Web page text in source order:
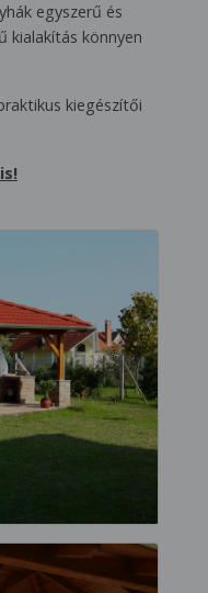
egyszerű és
kialakítás könnyen
kiegészítői